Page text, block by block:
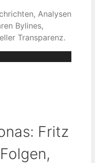
Analysen
Bylines,
Transparenz.
Fritz